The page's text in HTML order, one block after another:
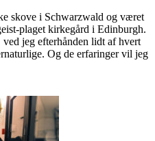
skove i Schwarzwald og været
plaget kirkegård i Edinburgh.
ved jeg efterhånden lidt af hvert
Og de erfaringer vil jeg